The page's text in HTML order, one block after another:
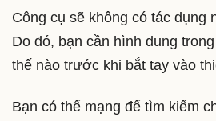
Công cụ sẽ không có tác dụng
Do đó, bạn cần hình dung
thế nào trước khi bắt tay vào
Bạn có thể mạng để tìm kiếm